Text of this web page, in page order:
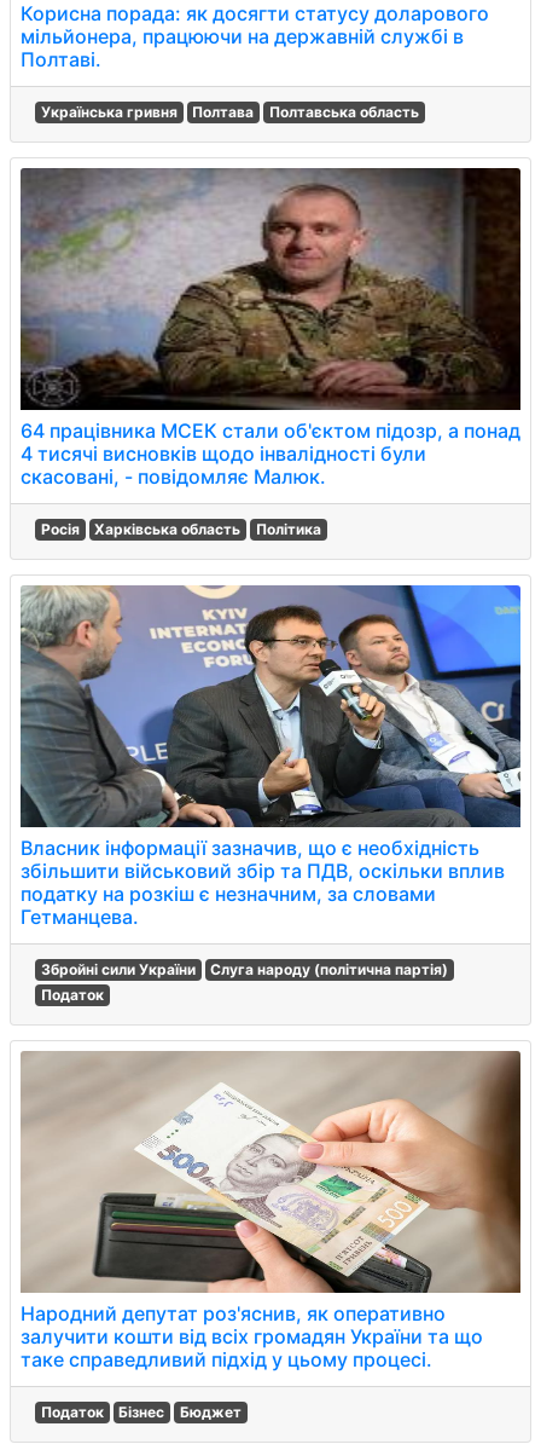
Корисна порада: як досягти статусу доларового
мільйонера, працюючи на державній службі в
Полтаві.
Українська гривня Полтава Полтавська область
64 працівника МСЕК стали об'єктом підозр, а понад
4 тисячі висновків щодо інвалідності були
скасовані, - повідомляє Малюк.
Росія Харківська область Політика
Власник інформації зазначив, що є необхідність
збільшити військовий збір та ПДВ, оскільки вплив
податку на розкіш є незначним, за словами
Гетманцева.
Збройні сили України
Слуга народу (політична партія)
Податок
Народний депутат роз'яснив, як оперативно
залучити кошти від всіх громадян України та що
таке справедливий підхід у цьому процесі.
Податок Бізнес Бюджет